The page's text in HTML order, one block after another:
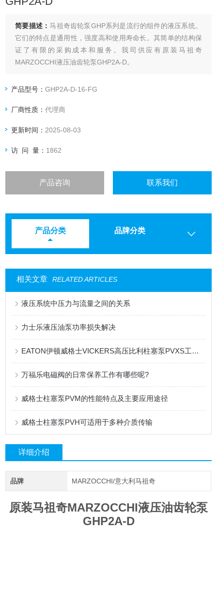
简要描述：马祖奇齿轮泵GHP系列是流行的组件的液压系统。
它们的特点是通用性，强度高和使用寿命长。其简单的结构保
证了有限的采购成本和服务。我司供应有原装马祖奇
MARZOCCHI液压油齿轮泵GHP2A-D。
产品型号：GHP2A-D-16-FG
厂商性质：代理商
更新时间： 2025-08-03
访 问 量： 1862
产品咨询 联系我们
产品分类 品牌分类
相关文章 RELATED ARTICLES
液压系统中压力与流量之间的关系
力士乐液压油泵功率损失解决
EATON伊顿威格士VICKERS高压比利柱塞泵PVXS工作原理
万福乐电磁阀的日常保养工作有哪些呢?
威格士柱塞泵PVM的性能特点及主要应用途径
威格士柱塞泵PVH可适用于多种介质传输
详细介绍
品牌 MARZOCCHI/意大利马祖奇
原装马祖奇MARZOCCHI液压油齿轮泵
GHP2A-D